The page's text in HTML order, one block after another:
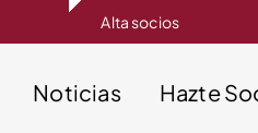
Alta socios
Noticias Hazte